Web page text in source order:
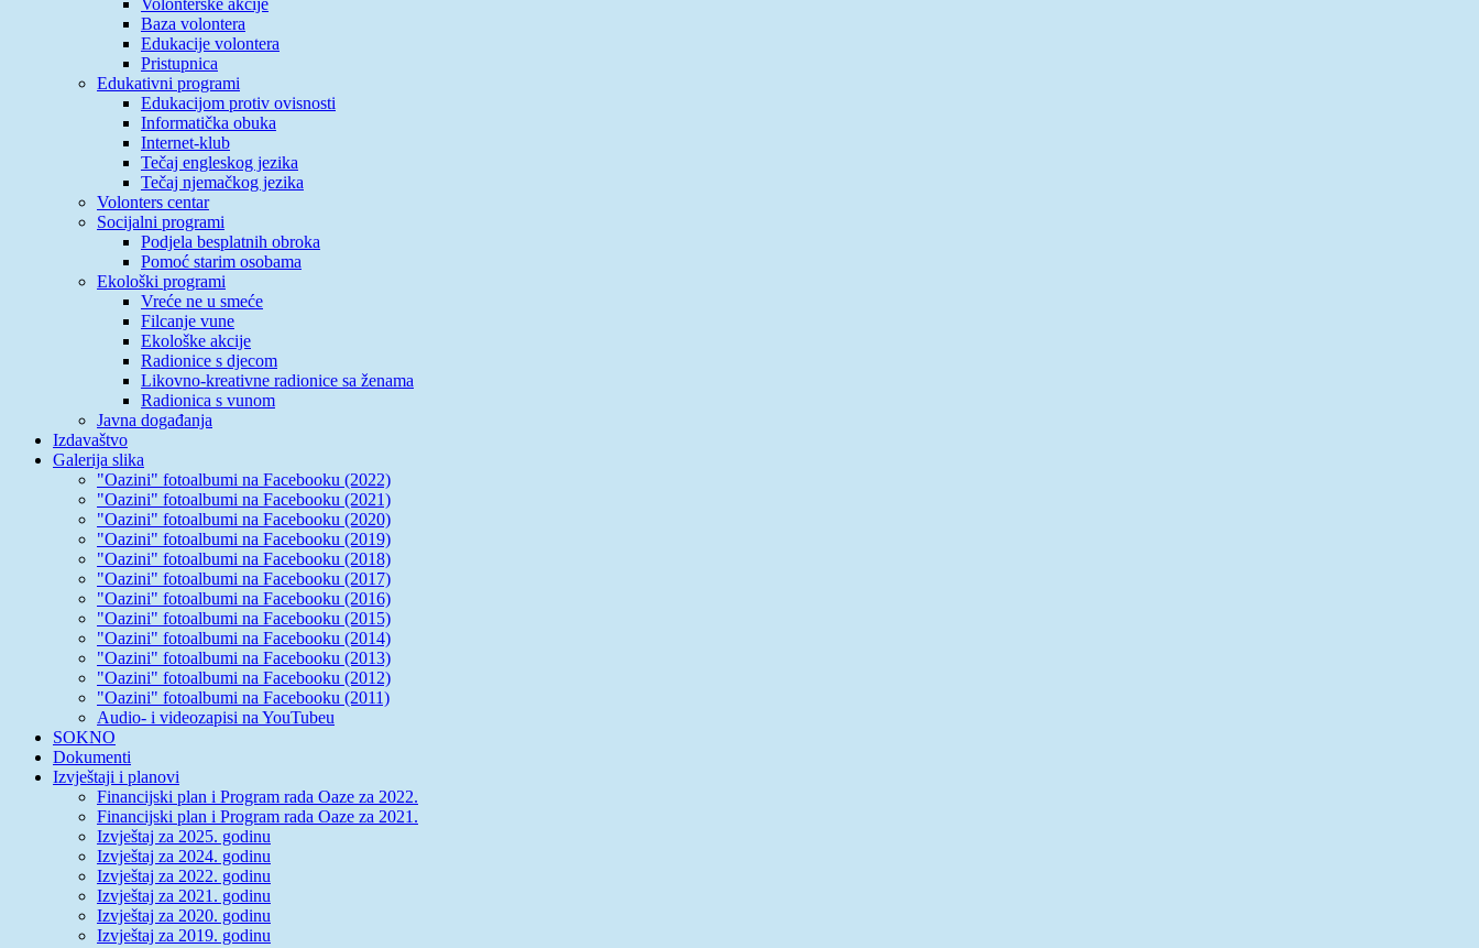
Baza volontera
Edukacije volontera
Pristupnica
Edukativni programi
Edukacijom protiv ovisnosti
Informatička obuka
Internet-klub
Tečaj engleskog jezika
Tečaj njemačkog jezika
Volonters centar
Socijalni programi
Podjela besplatnih obroka
Pomoć starim osobama
Ekološki programi
Vreće ne u smeće
Filcanje vune
Ekološke akcije
Radionice s djecom
Likovno-kreativne radionice sa ženama
Radionica s vunom
Javna događanja
Izdavaštvo
Galerija slika
"Oazini" fotoalbumi na Facebooku (2022)
"Oazini" fotoalbumi na Facebooku (2021)
"Oazini" fotoalbumi na Facebooku (2020)
"Oazini" fotoalbumi na Facebooku (2019)
"Oazini" fotoalbumi na Facebooku (2018)
"Oazini" fotoalbumi na Facebooku (2017)
"Oazini" fotoalbumi na Facebooku (2016)
"Oazini" fotoalbumi na Facebooku (2015)
"Oazini" fotoalbumi na Facebooku (2014)
"Oazini" fotoalbumi na Facebooku (2013)
"Oazini" fotoalbumi na Facebooku (2012)
"Oazini" fotoalbumi na Facebooku (2011)
Audio- i videozapisi na YouTubeu
SOKNO
Dokumenti
Izvještaji i planovi
Financijski plan i Program rada Oaze za 2022.
Financijski plan i Program rada Oaze za 2021.
Izvještaj za 2025. godinu
Izvještaj za 2024. godinu
Izvještaj za 2022. godinu
Izvještaj za 2021. godinu
Izvještaj za 2020. godinu
Izvještaj za 2019. godinu